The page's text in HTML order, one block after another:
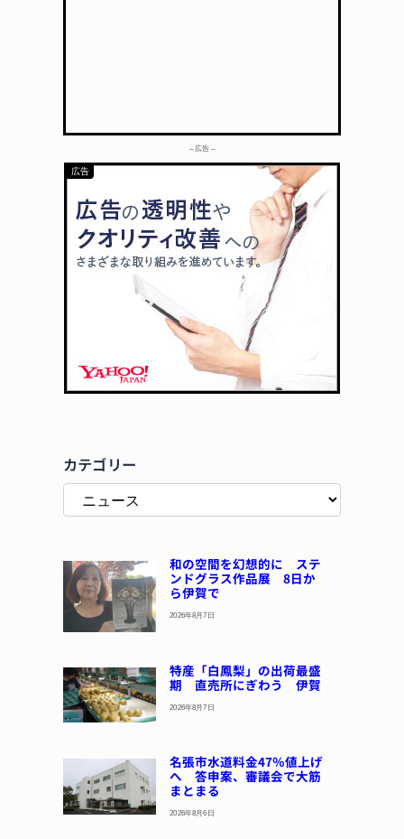
– 広告 –
カテゴリー
和の空間を幻想的に ステ
ンドグラス作品展 8日か
ら伊賀で
2026年8月7日
特産「白鳳梨」の出荷最盛
期 直売所にぎわう 伊賀
2026年8月7日
名張市水道料金47％値上げ
へ 答申案、審議会で大筋
まとまる
2026年8月6日